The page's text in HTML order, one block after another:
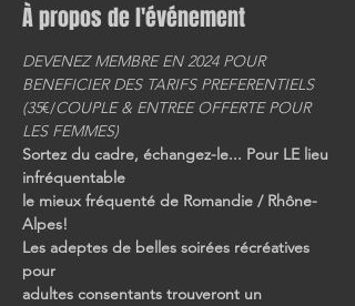
À propos de l'événement
DEVENEZ MEMBRE EN 2024 POUR
BENEFICIER DES TARIFS PREFERENTIELS
(35€/COUPLE & ENTREE OFFERTE POUR
LES FEMMES)
Sortez du cadre, échangez-le... Pour LE lieu
infréquentable
le mieux fréquenté de Romandie / Rhône-
Alpes!
Les adeptes de belles soirées récréatives
pour
adultes consentants trouveront un